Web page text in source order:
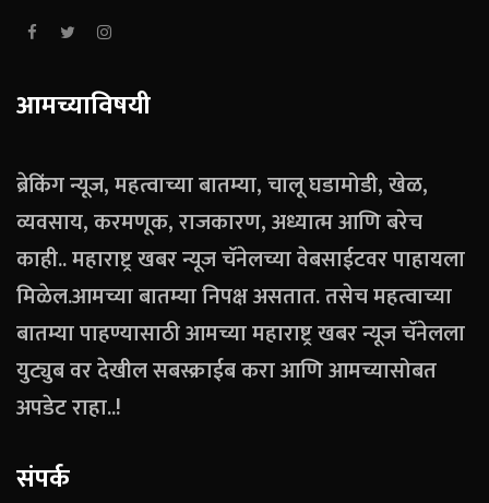
आमच्याविषयी
ब्रेकिंग न्यूज, महत्वाच्या बातम्या, चालू घडामोडी, खेळ,
व्यवसाय, करमणूक, राजकारण, अध्यात्म आणि बरेच
काही.. महाराष्ट्र खबर न्यूज चॅनेलच्या वेबसाईटवर पाहायला
मिळेल.आमच्या बातम्या निपक्ष असतात. तसेच महत्वाच्या
बातम्या पाहण्यासाठी आमच्या महाराष्ट्र खबर न्यूज चॅनेलला
युट्युब वर देखील सबस्क्राईब करा आणि आमच्यासोबत
अपडेट राहा..!
संपर्क